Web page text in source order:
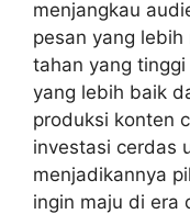
menjangkau
pesan yang
tahan yang
yang lebih baik
produksi konten
investasi cerdas
menjadikannya
ingin maju di era